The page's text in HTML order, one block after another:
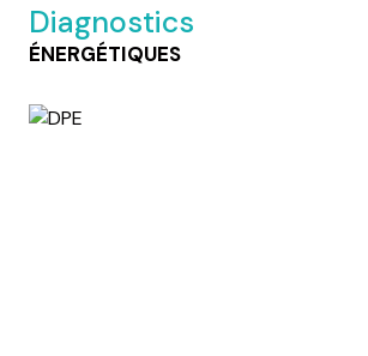
Diagnostics
ÉNERGÉTIQUES